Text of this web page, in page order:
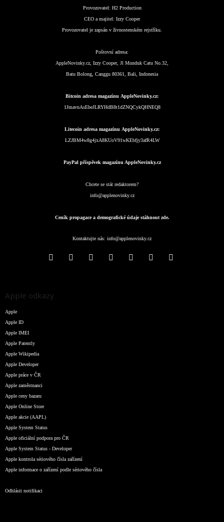
Provozovatel: H2 Production
CEO a majitel: Izzy Cooper
Provozovatel je zapsán v živnostenském rejstříku.
Poštovní adresa:
AppleNovinky.cz, Izzy Cooper, Jl Munduk Catu No.32,
Batu Bolong, Canggu 80361, Bali, Indonesia
Bitcoin adresa magazínu AppleNovinky.cz:
1JmavnAsEbeJLRYHdB8t1dZNQCykQHNEQ8
Litecoin adresa magazínu AppleNovinky.cz:
LZJBM4w8g4jxA8KUoV91wKEbfjy3afR4LW
PayPal příspěvek magazínu AppleNovinky.cz
Chcete se stát redaktorem?
info@applenovinky.cz
Ceník propagace a demografické údaje stáhnout zde.
Kontaktujte nás: info@applenovinky.cz
Apple odkazy
Apple
Apple ID
Apple IMEI
Apple Patently
Apple Wikipedia
Apple Developer
Apple práce v ČR
Apple zaměstnanci
Apple ceny bazaru
Apple Online Store
Apple akcie (AAPL)
Apple System Status
Apple oficiální podpora pro ČR
Apple System Status - Developer
Apple kontrola sériového čísla zařízení
Apple informace o zařízení podle sériového čísla
Odhlásit notifikaci